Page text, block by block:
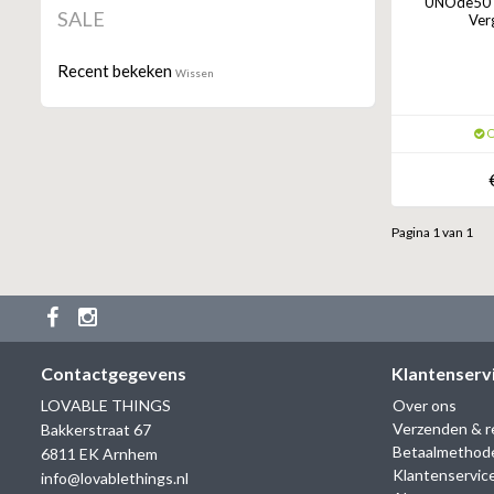
SALE
Recent bekeken Wissen
Pagina 1 van 1
Contactgegevens
LOVABLE THINGS
Bakkerstraat 67
6811 EK Arnhem
info@lovablethings.nl
Over ons
Verzenden &